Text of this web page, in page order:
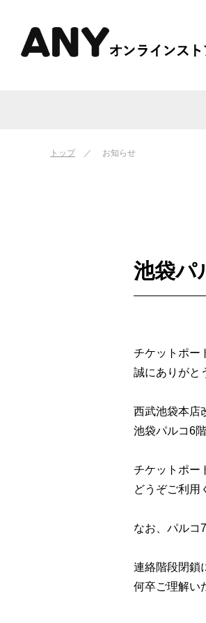
トップ お知らせ
池袋パ
チケットポー
誠にありがと
西武池袋本店
池袋パルコ6
チケットポー
どうぞご利用
なお、パルコ
連絡階段閉鎖
何卒ご理解い